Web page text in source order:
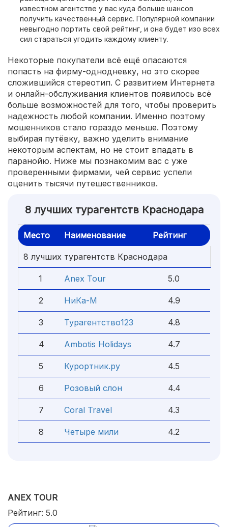
известном агентстве у вас куда больше шансов
получить качественный сервис. Популярной компании
невыгодно портить свой рейтинг, и она будет изо всех
сил стараться угодить каждому клиенту.
Некоторые покупатели всё ещё опасаются
попасть на фирму-однодневку, но это скорее
сложившийся стереотип. С развитием Интернета
и онлайн-обслуживания клиентов появилось всё
больше возможностей для того, чтобы проверить
надежность любой компании. Именно поэтому
мошенников стало гораздо меньше. Поэтому
выбирая путёвку, важно уделить внимание
некоторым аспектам, но не стоит впадать в
паранойю. Ниже мы познакомим вас с уже
проверенными фирмами, чей сервис успели
оценить тысячи путешественников.
8 лучших турагентств Краснодара
Место Наименование Рейтинг
8 лучших турагентств Краснодара
1 Anex Tour 5.0
2 НиКа-М 4.9
3 Турагентство123 4.8
4 Ambotis Holidays 4.7
5 Курортник.ру 4.5
6 Розовый слон 4.4
7 Coral Travel 4.3
8 Четыре мили 4.2
ANEX TOUR
Рейтинг: 5.0